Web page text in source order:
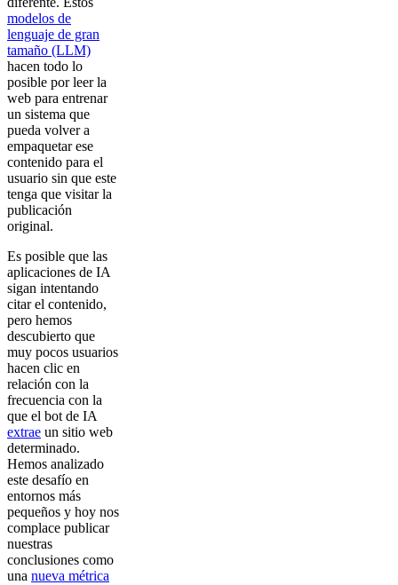
modelos de
lenguaje de gran
tamaño (LLM)
hacen todo lo
posible por leer la
web para entrenar
un sistema que
pueda volver a
empaquetar ese
contenido para el
usuario sin que este
tenga que visitar la
publicación
original.
Es posible que las
aplicaciones de IA
sigan intentando
citar el contenido,
pero hemos
descubierto que
muy pocos usuarios
hacen clic en
relación con la
frecuencia con la
que el bot de IA
extrae un sitio web
determinado.
Hemos analizado
este desafío en
entornos más
pequeños y hoy nos
complace publicar
nuestras
conclusiones como
una nueva métrica